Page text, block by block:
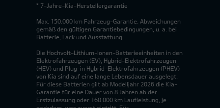
* 7-Jahre-Kia-Herstellergarantie
Max. 150.000 km Fahrzeug-Garantie. Abweichungen
gemäß den gültigen Garantiebedingungen, u. a. bei
Batterie, Lack und Ausstattung.
Die Hochvolt-Lithium-Ionen-Batterieeinheiten in den
Elektrofahrzeugen (EV), Hybrid-Elektrofahrzeugen
(HEV) und Plug-in Hybrid-Elektrofahrzeugen (PHEV)
von Kia sind auf eine lange Lebensdauer ausgelegt.
Für diese Batterien gilt ab Modelljahr 2026 die Kia-
Garantie für eine Dauer von 8 Jahren ab der
Erstzulassung oder 160.000 km Laufleistung, je